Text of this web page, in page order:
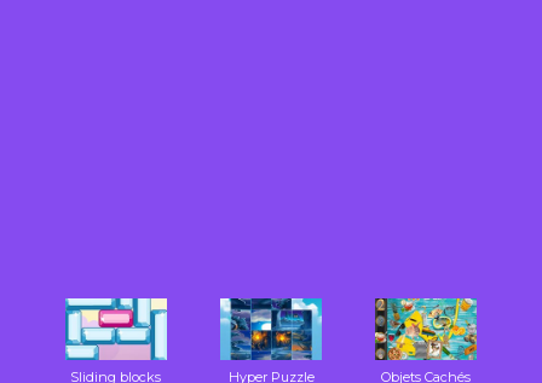
Sliding blocks
Hyper Puzzle
Objets Cachés